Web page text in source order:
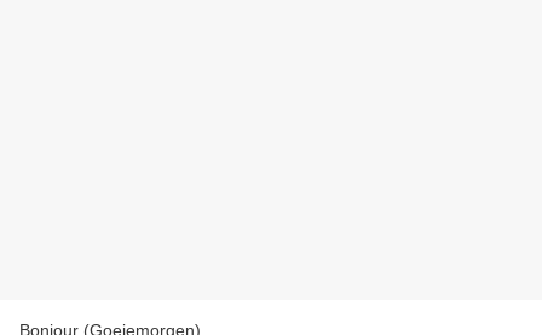
Bonjour (Goeiemorgen),